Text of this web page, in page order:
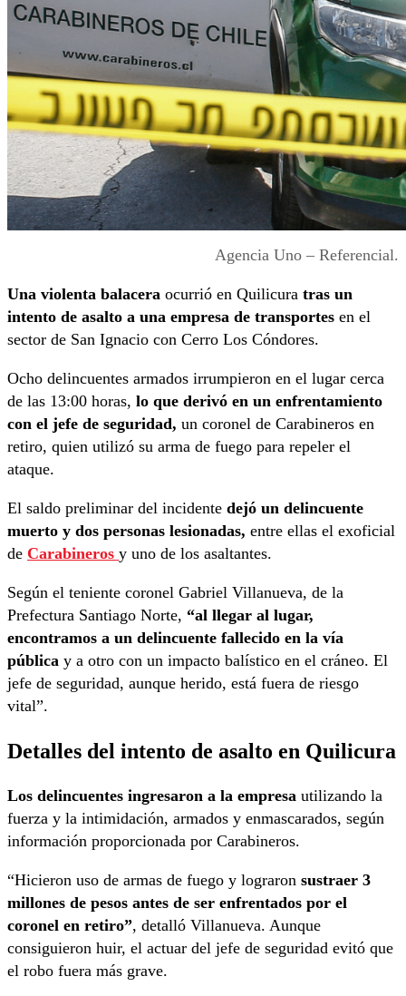
Agencia Uno – Referencial.
Una violenta balacera ocurrió en Quilicura tras un
intento de asalto a una empresa de transportes en el
sector de San Ignacio con Cerro Los Cóndores.
Ocho delincuentes armados irrumpieron en el lugar cerca
de las 13:00 horas, lo que derivó en un enfrentamiento
con el jefe de seguridad, un coronel de Carabineros en
retiro, quien utilizó su arma de fuego para repeler el
ataque.
El saldo preliminar del incidente dejó un delincuente
muerto y dos personas lesionadas, entre ellas el exoficial
de Carabineros y uno de los asaltantes.
Según el teniente coronel Gabriel Villanueva, de la
Prefectura Santiago Norte, “al llegar al lugar,
encontramos a un delincuente fallecido en la vía
pública y a otro con un impacto balístico en el cráneo. El
jefe de seguridad, aunque herido, está fuera de riesgo
vital”.
Detalles del intento de asalto en Quilicura
Los delincuentes ingresaron a la empresa utilizando la
fuerza y la intimidación, armados y enmascarados, según
información proporcionada por Carabineros.
“Hicieron uso de armas de fuego y lograron sustraer 3
millones de pesos antes de ser enfrentados por el
coronel en retiro”, detalló Villanueva. Aunque
consiguieron huir, el actuar del jefe de seguridad evitó que
el robo fuera más grave.